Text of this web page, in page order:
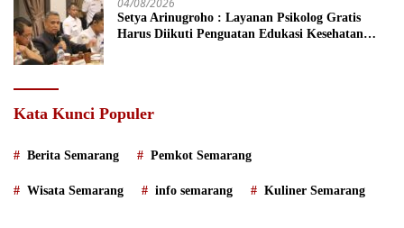
Setya Arinugroho : Layanan Psikolog Gratis
Harus Diikuti Penguatan Edukasi Kesehatan
Kata Kunci Populer
Berita Semarang Pemkot Semarang
Wisata Semarang info semarang Kuliner Semarang